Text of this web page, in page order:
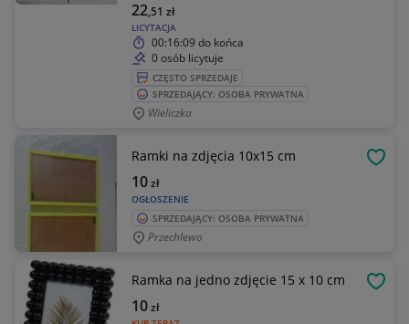
LICYTACJA
22,51 zł
00:16:09 do końca
0 osób licytuje
CZĘSTO SPRZEDAJE
SPRZEDAJĄCY: OSOBA PRYWATNA
Wieliczka
Ramki na zdjęcia 10x15 cm
OGŁOSZENIE
10zł
SPRZEDAJĄCY: OSOBA PRYWATNA
Przechlewo
Ramka na jedno zdjęcie 15 x 10 cm
10zł